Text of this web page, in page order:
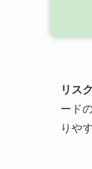
リス
ード
りや